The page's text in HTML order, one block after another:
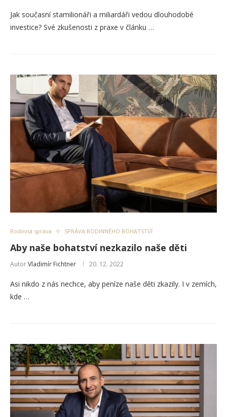
Jak současní stamilionáři a miliardáři vedou dlouhodobé
investice? Své zkušenosti z praxe v článku …
Rodinná správa SPRÁVA RODINNÉHO BOHATSTVÍ
Aby naše bohatství nezkazilo naše děti
AutorVladimír Fichtner 20. 12. 2022
Asi nikdo z nás nechce, aby peníze naše děti zkazily. I v zemích,
kde …